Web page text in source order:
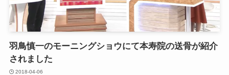
羽鳥慎一のモーニングショウにて本寿院の送骨が紹介
されました
2018-04-06